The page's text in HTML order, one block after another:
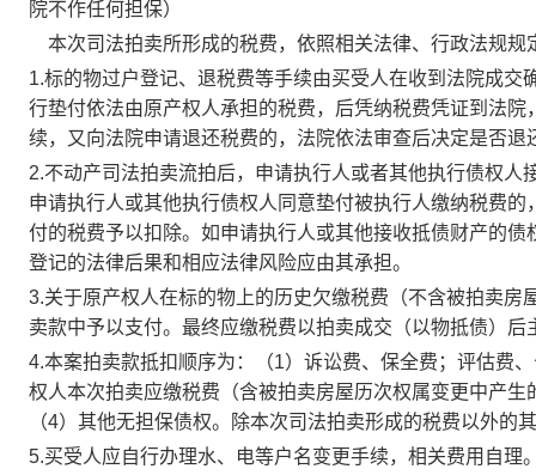
院不作任何担保）
本次司法拍卖所形成的税费，依照相关法律、行政法规规
1.标的物过户登记、退税费等手续由买受人在收到法院成交
行垫付依法由原产权人承担的税费，后凭纳税费凭证到法
续，又向法院申请退还税费的，法院依法审查后决定是否退
2.不动产司法拍卖流拍后，申请执行人或者其他执行债权
申请执行人或其他执行债权人同意垫付被执行人缴纳税费
付的税费予以扣除。如申请执行人或其他接收抵债财产的
登记的法律后果和相应法律风险应由其承担。
3.关于原产权人在标的物上的历史欠缴税费（不含被拍卖房
卖款中予以支付。 最终应缴税费以拍卖成交（以物抵债）后
4.本案拍卖款抵扣顺序为：（1）诉讼费、保全费；评估费
权人本次拍卖应缴税费 （含被拍卖房屋历次权属变更中产生
（4）其他无担保债权。除本次司法拍卖形成的税费以外的
5.买受人应自行办理水、电等户名变更手续，相关费用自